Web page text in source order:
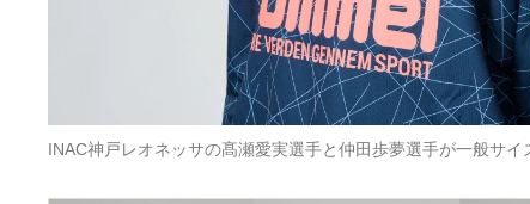
INAC神戸レオネッサの髙瀬愛実選手と仲田歩夢選手が一般サ